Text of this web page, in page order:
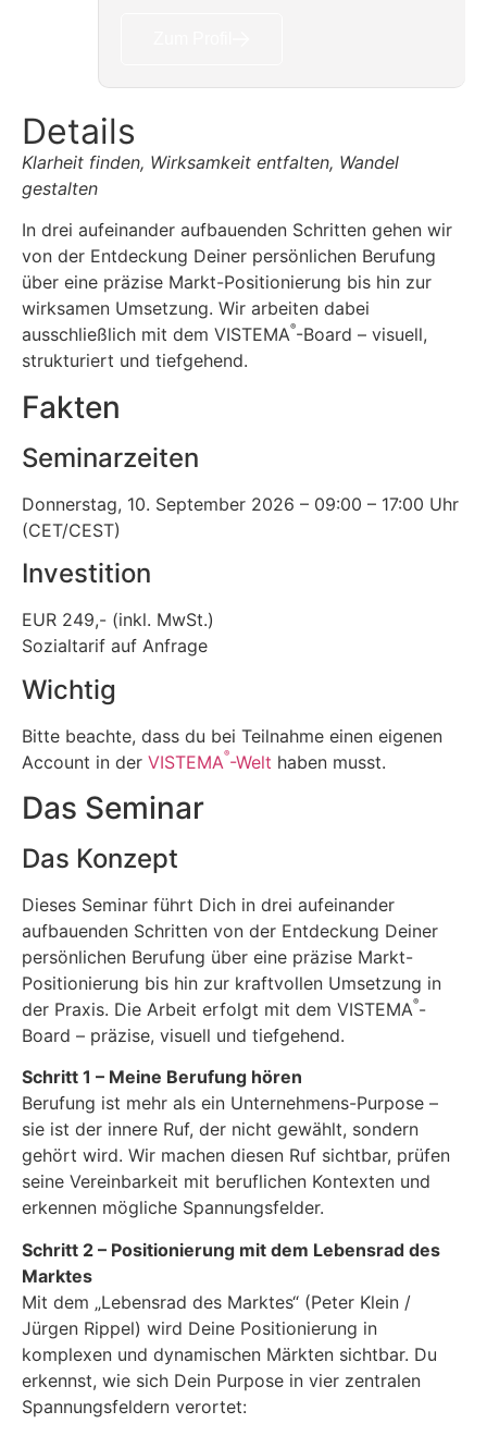
Details
Klarheit finden, Wirksamkeit entfalten, Wandel
gestalten
In drei aufeinander aufbauenden Schritten gehen wir
von der Entdeckung Deiner persönlichen Berufung
über eine präzise Markt-Positionierung bis hin zur
wirksamen Umsetzung. Wir arbeiten dabei
ausschließlich mit dem VISTEMA®-Board – visuell,
strukturiert und tiefgehend.
Fakten
Seminarzeiten
Donnerstag, 10. September 2026 – 09:00 – 17:00 Uhr
(CET/CEST)
Investition
EUR 249,- (inkl. MwSt.)
Sozialtarif auf Anfrage
Wichtig
Bitte beachte, dass du bei Teilnahme einen eigenen
Account in der VISTEMA®-Welt haben musst.
Das Seminar
Das Konzept
Dieses Seminar führt Dich in drei aufeinander
aufbauenden Schritten von der Entdeckung Deiner
persönlichen Berufung über eine präzise Markt-
Positionierung bis hin zur kraftvollen Umsetzung in
der Praxis. Die Arbeit erfolgt mit dem VISTEMA®-
Board – präzise, visuell und tiefgehend.
Schritt 1 – Meine Berufung hören
Berufung ist mehr als ein Unternehmens-Purpose –
sie ist der innere Ruf, der nicht gewählt, sondern
gehört wird. Wir machen diesen Ruf sichtbar, prüfen
seine Vereinbarkeit mit beruflichen Kontexten und
erkennen mögliche Spannungsfelder.
Schritt 2 – Positionierung mit dem Lebensrad des
Marktes
Mit dem „Lebensrad des Marktes“ (Peter Klein /
Jürgen Rippel) wird Deine Positionierung in
komplexen und dynamischen Märkten sichtbar. Du
erkennst, wie sich Dein Purpose in vier zentralen
Spannungsfeldern verortet: